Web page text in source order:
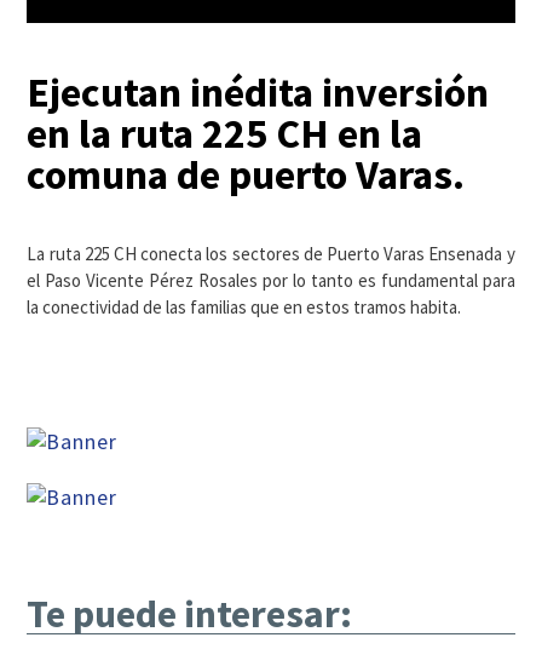
Ejecutan inédita inversión
en la ruta 225 CH en la
comuna de puerto Varas.
La ruta 225 CH conecta los sectores de Puerto Varas Ensenada y
el Paso Vicente Pérez Rosales por lo tanto es fundamental para
la conectividad de las familias que en estos tramos habita.
Te puede interesar: